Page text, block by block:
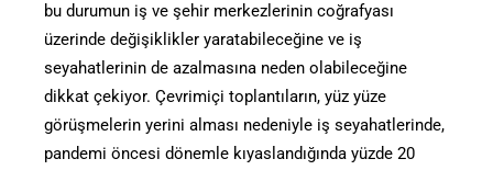
bu durumun iş ve şehir merkezlerinin coğrafyası
üzerinde değişiklikler yaratabileceğine ve iş
seyahatlerinin de azalmasına neden olabileceğine
dikkat çekiyor. Çevrimiçi toplantıların, yüz yüze
görüşmelerin yerini alması nedeniyle iş seyahatlerinde,
pandemi öncesi dönemle kıyaslandığında yüzde 20